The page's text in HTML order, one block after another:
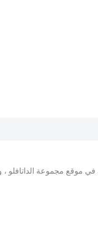
موقع مجموعة الداتافلو